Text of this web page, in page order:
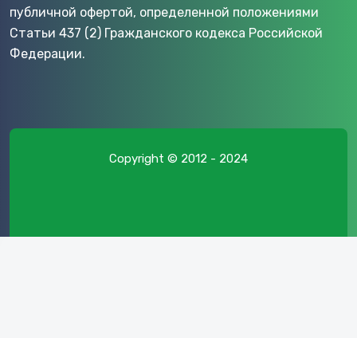
публичной офертой, определенной положениями
Статьи 437 (2) Гражданского кодекса Российской
Федерации.
Copyright © 2012 - 2024